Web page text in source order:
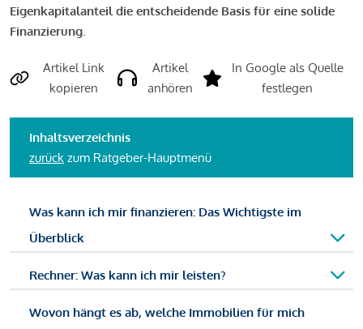
Eigenkapitalanteil die entscheidende Basis für eine solide
Finanzierung.
Artikel Link
kopieren
Artikel
anhören
In Google als Quelle
festlegen
Inhaltsverzeichnis
zurück zum Ratgeber-Hauptmenü
Was kann ich mir finanzieren: Das Wichtigste im
Überblick
Rechner: Was kann ich mir leisten?
Wovon hängt es ab, welche Immobilien für mich